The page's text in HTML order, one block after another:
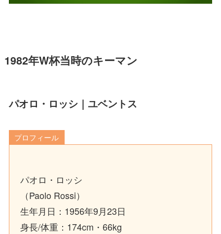
1982年W杯当時のキーマン
パオロ・ロッシ｜ユベントス
プロフィール
パオロ・ロッシ
（Paolo Rossi）
生年月日：1956年9月23日
身長/体重：174cm・66kg